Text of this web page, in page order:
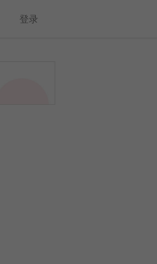
登录